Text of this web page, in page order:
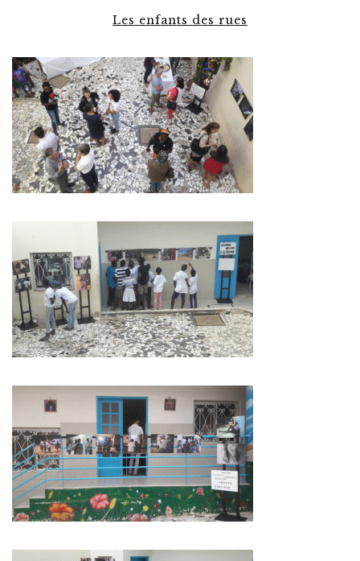
Les enfants des rues